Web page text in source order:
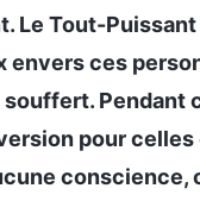
Le Tout-
envers ces
Pendant
pour celles
conscience,